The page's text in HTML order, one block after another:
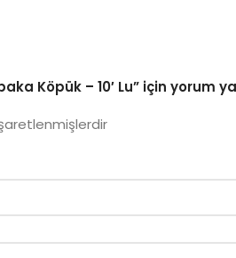
Köpük – 10′ Lu” için yorum